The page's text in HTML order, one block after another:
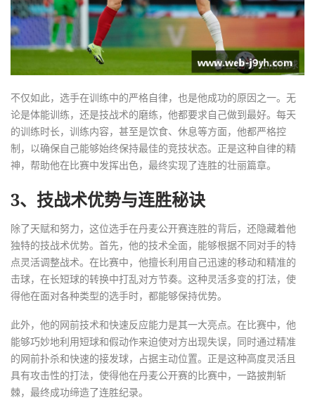
不仅如此，选手在训练中的严格自律，也是他成功的原因之一。无
论是体能训练，还是技战术的磨练，他都要求自己做到最好。每天
的训练时长，训练内容，甚至是饮食、休息等方面，他都严格控
制，以确保自己能够始终保持最佳的竞技状态。正是这种自律的精
神，帮助他在比赛中发挥出色，最终实现了连胜的壮丽篇章。
3、技战术优势与连胜秘诀
除了天赋和努力，这位选手在丹麦公开赛连胜的背后，还隐藏着他
独特的技战术优势。首先，他的技术全面，能够根据不同对手的特
点灵活调整战术。在比赛中，他擅长利用自己迅速的移动和精准的
击球，在长短球的转换中打乱对方节奏。这种灵活多变的打法，使
得他在面对各种类型的选手时，都能够保持优势。
此外，他的网前技术和快速反应能力是其一大亮点。在比赛中，他
能够巧妙地利用短球和假动作来迫使对方出现失误，同时通过精准
的网前扑杀和快速的接发球，占据主动位置。正是这种高度灵活且
具有攻击性的打法，使得他在丹麦公开赛的比赛中，一路披荆斩
棘，最终成功缔造了连胜纪录。